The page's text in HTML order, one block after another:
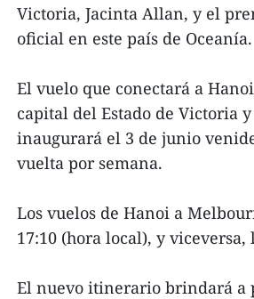
Victoria, Jacinta Allan, y el
oficial en este país de Oceanía.
El vuelo que conectará a
capital del Estado de Victoria
inaugurará el 3 de junio
vuelta por semana.
Los vuelos de Hanoi a
17:10 (hora local), y viceversa,
El nuevo itinerario brindará a